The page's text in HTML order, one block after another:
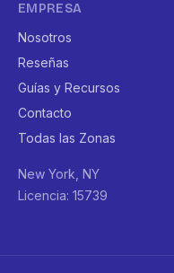
EMPRESA
Nosotros
Reseñas
Guías y Recursos
Contacto
Todas las Zonas
New York, NY
Licencia: 15739